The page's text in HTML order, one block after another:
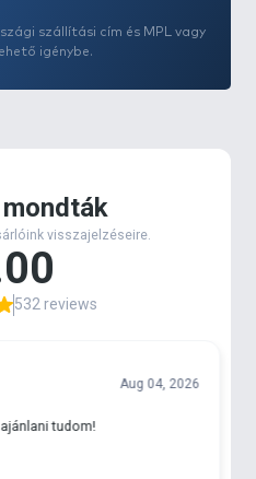
szállítási cím és MPL vagy
igénybe.